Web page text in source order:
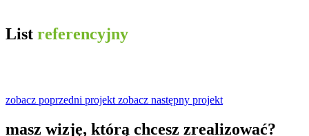
List referencyjny
zobacz poprzedni projektzobacz następny projekt
masz wizję, którą chcesz zrealizować?